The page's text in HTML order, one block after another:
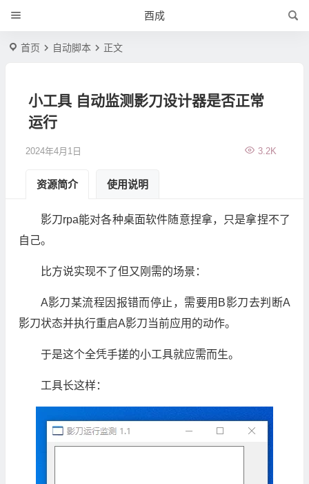
酉成
首页 自动脚本 正文
小工具 自动监测影刀设计器是否正常
运行
2024年4月1日 3.2K
资源简介 使用说明
影刀rpa能对各种桌面软件随意捏拿，只是拿捏不了
自己。
比方说实现不了但又刚需的场景：
A影刀某流程因报错而停止，需要用B影刀去判断A
影刀状态并执行重启A影刀当前应用的动作。
于是这个全凭手搓的小工具就应需而生。
工具长这样：